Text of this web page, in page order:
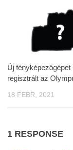
Új fényképezőgépet
regisztrált az
18 FEBR, 2021
1 RESPONSE